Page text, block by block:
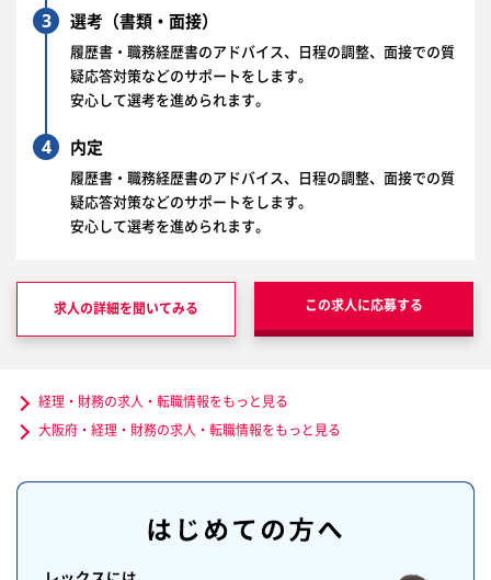
3 選考（書類・面接）
履歴書・職務経歴書のアドバイス、日程の調整、面接での質
疑応答対策などのサポートをします。
安心して選考を進められます。
4 内定
履歴書・職務経歴書のアドバイス、日程の調整、面接での質
疑応答対策などのサポートをします。
安心して選考を進められます。
求人の詳細を聞いてみる この求人に応募する
経理・財務の求人・転職情報をもっと見る
大阪府・経理・財務の求人・転職情報をもっと見る